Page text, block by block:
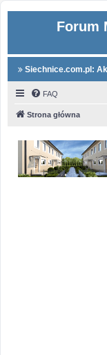
Forum
Siechnice.com.pl:
FAQ
Strona główna